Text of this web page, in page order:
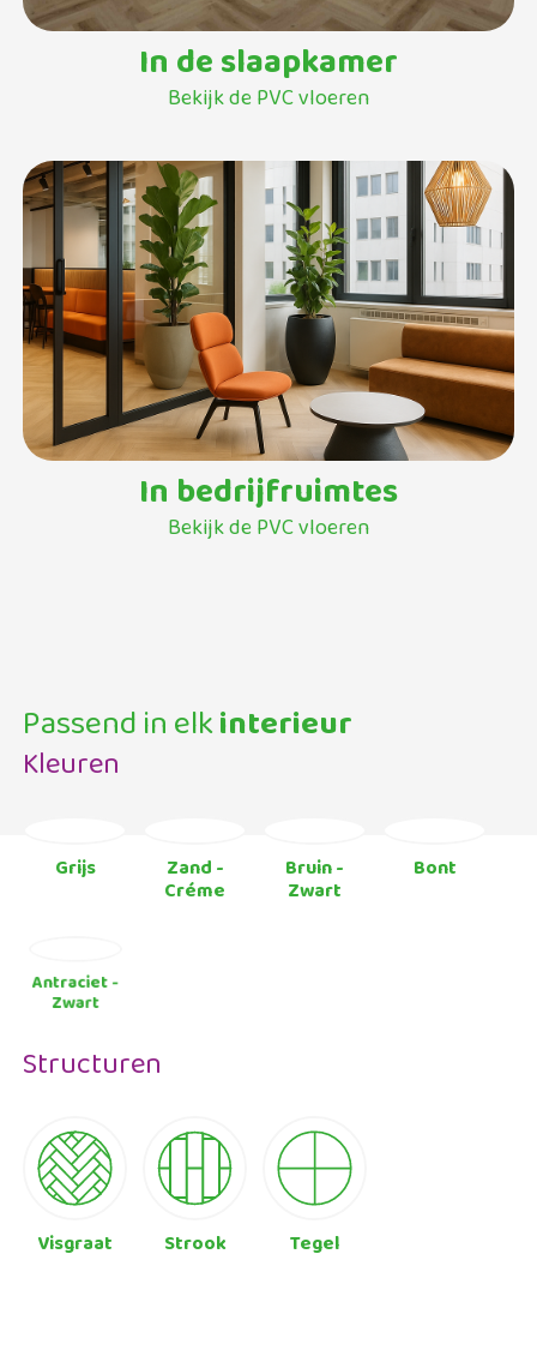
In de slaapkamer
Bekijk de PVC vloeren
In bedrijfruimtes
Bekijk de PVC vloeren
Passend in elkinterieur
Kleuren
Grijs Zand -
Créme
Bruin -
Zwart
Bont
Antraciet -
Zwart
Structuren
Visgraat Strook Tegel